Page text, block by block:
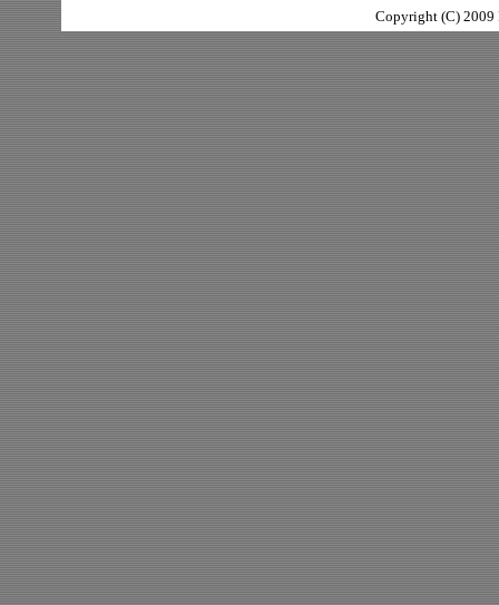
Copyright (C) 2009